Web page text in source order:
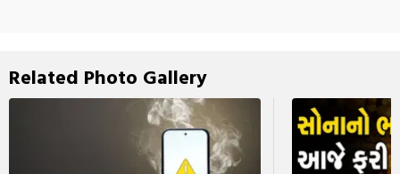
Related Photo Gallery